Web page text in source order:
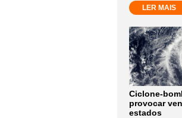
LER MAIS
Ciclone-
provocar
estados